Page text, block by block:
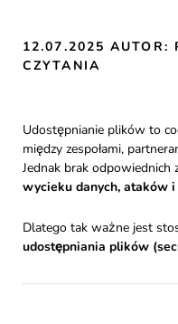
12.07.2025 AUTOR:
CZYTANIA
Udostępnianie plików to
między zespołami,
Jednak brak odpowiednich
wycieku danych, ataków
Dlatego tak ważne jest
udostępniania plików